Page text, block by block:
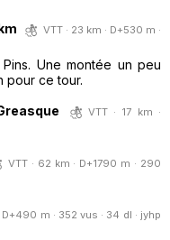
VTT · 23 km · D+530 m ·
Une montée un peu
pour ce tour.
VTT · 17 km ·
VTT · 62 km · D+1790 m · 290
D+490 m · 352 vus · 34 dl · jyhp